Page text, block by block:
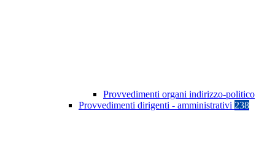
Provvedimenti organi indirizzo-politico
Provvedimenti dirigenti - amministrativi 238